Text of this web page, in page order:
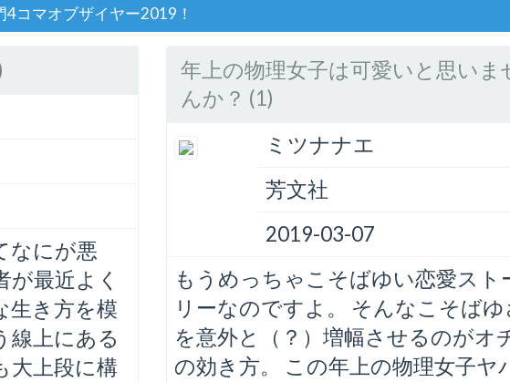
コマオブザイヤー2019！
なにが悪
が最近よく
生き方を模
線上にある
大上段に構
年上の物理女子は可愛いと思いま
んか？ (1)
ミツナナエ
芳文社
2019-03-07
もうめっちゃこそばゆい恋愛スト
リーなのですよ。 そんなこそばゆ
を意外と（？）増幅させるのがオ
の効き方。 この年上の物理女子ヤ